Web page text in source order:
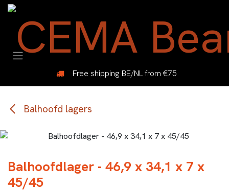
Overslaan naar inhoud
Free shipping BE/NL from €75
Balhoofd lagers
Balhoofdlager - 46,9 x 34,1 x 7 x
45/45